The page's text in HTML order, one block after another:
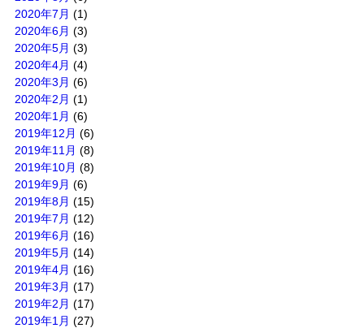
2020年7月 (1)
2020年6月 (3)
2020年5月 (3)
2020年4月 (4)
2020年3月 (6)
2020年2月 (1)
2020年1月 (6)
2019年12月 (6)
2019年11月 (8)
2019年10月 (8)
2019年9月 (6)
2019年8月 (15)
2019年7月 (12)
2019年6月 (16)
2019年5月 (14)
2019年4月 (16)
2019年3月 (17)
2019年2月 (17)
2019年1月 (27)